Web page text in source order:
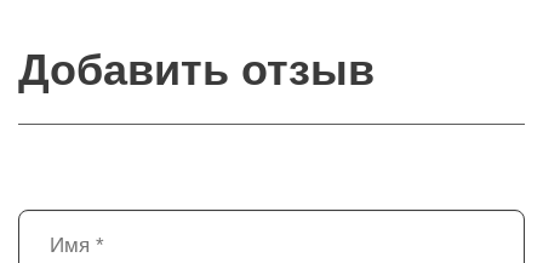
Добавить отзыв